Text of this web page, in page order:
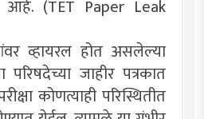
आहे. (TET Paper Leak
व्हायरल होत असलेल्या
परिषदेच्या जाहीर पत्रकात
कोणत्याही परिस्थितीत